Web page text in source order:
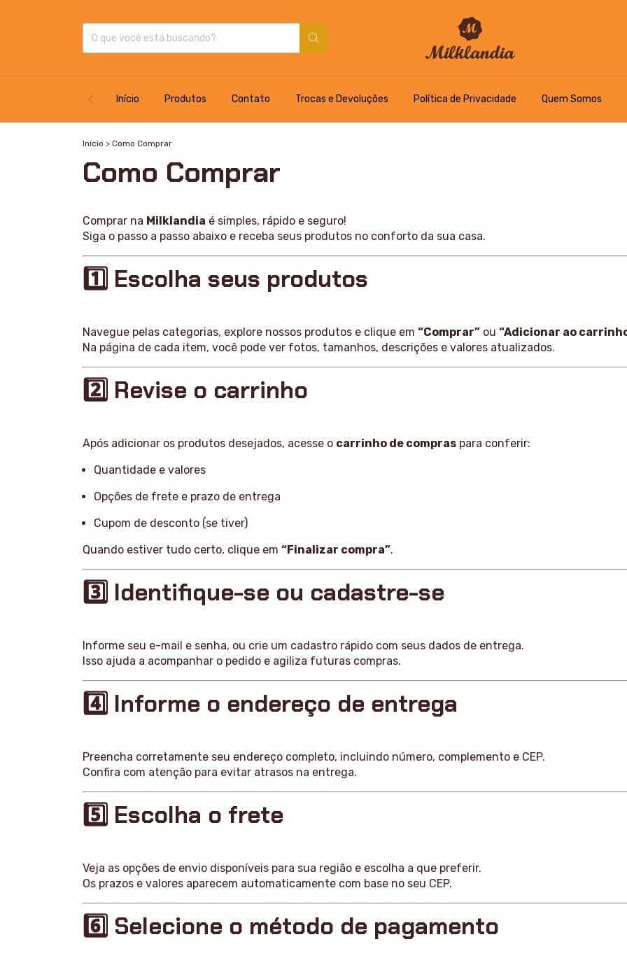
Início Produtos Contato Trocas e Devoluções Política de Privacidade Quem Somos
Início > Como Comprar
Como Comprar
Comprar na Milklandia é simples, rápido e seguro!
Siga o passo a passo abaixo e receba seus produtos no conforto da sua casa.
1️⃣ Escolha seus produtos
Navegue pelas categorias, explore nossos produtos e clique em “Comprar” ou “Adicionar ao
Na página de cada item, você pode ver fotos, tamanhos, descrições e valores atualizados.
2️⃣ Revise o carrinho
Após adicionar os produtos desejados, acesse o carrinho de compras para conferir:
Quantidade e valores
Opções de frete e prazo de entrega
Cupom de desconto (se tiver)
Quando estiver tudo certo, clique em “Finalizar compra”.
3️⃣ Identifique-se ou cadastre-se
Informe seu e-mail e senha, ou crie um cadastro rápido com seus dados de entrega.
Isso ajuda a acompanhar o pedido e agiliza futuras compras.
4️⃣ Informe o endereço de entrega
Preencha corretamente seu endereço completo, incluindo número, complemento e CEP.
Confira com atenção para evitar atrasos na entrega.
5️⃣ Escolha o frete
Veja as opções de envio disponíveis para sua região e escolha a que preferir.
Os prazos e valores aparecem automaticamente com base no seu CEP.
6️⃣ Selecione o método de pagamento